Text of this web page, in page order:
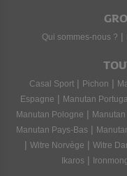
Qui sommes-nous ? |
Casal Sport | Pichon |
Espagne | Manutan
Manutan Pologne |
Manutan Pays-Bas |
| Witre Norvège | Witre
Ikaros |